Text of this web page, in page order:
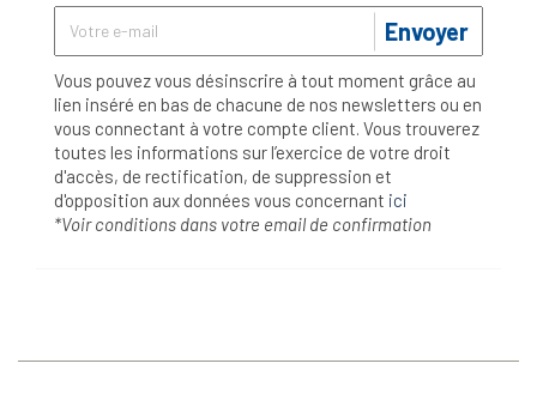
Envoyer
Vous pouvez vous désinscrire à tout moment grâce au
lien inséré en bas de chacune de nos newsletters ou en
vous connectant à votre compte client. Vous trouverez
toutes les informations sur l’exercice de votre droit
d'accès, de rectification, de suppression et
d'opposition aux données vous concernant ici
*Voir conditions dans votre email de confirmation